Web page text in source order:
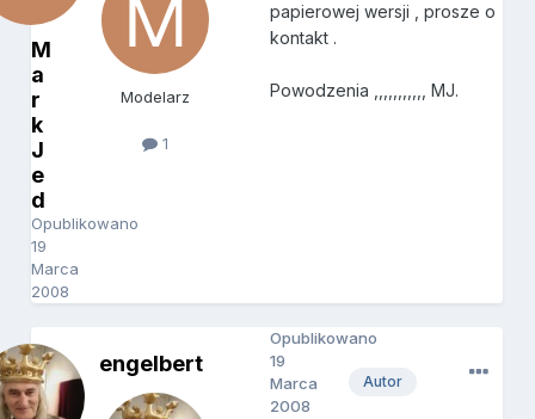
M
a
r
k
J
e
d
Opublikowano
19
Marca
2008
Modelarz
1
papierowej wersji , prosze o
kontakt .
Powodzenia ,,,,,,,,,,, MJ.
engelbert
Autor
Opublikowano
19
Marca
2008